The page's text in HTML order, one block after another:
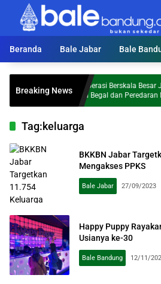
Langsung
konten
Beranda
Bale Jabar Bale
Breaking News
Hailuki: Operasi Berskala Besar
Maraknya Begal dan Peredaran Miras
Tag:keluarga
BKKBN Jabar
Mengakses PPKS
Bale Jabar 27/09/2023
Happy Puppy
Usianya ke-30
Bale Bandung 12/11/